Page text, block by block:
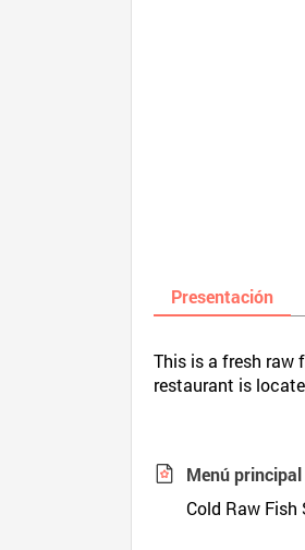
Presentación
This is a fresh raw
restaurant is
Menú principal
Cold Raw Fish